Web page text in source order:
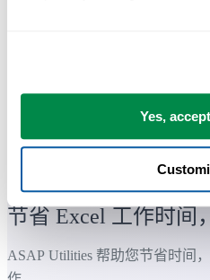
Yes,
许多 Excel 用户希望 Excel 内置
节省 Excel 工作时间
ASAP Utilities 帮助您节省时间